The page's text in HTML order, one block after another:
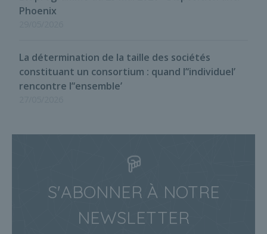
Phoenix
La détermination de la taille des sociétés
constituant un consortium : quand l’‘individuel’
rencontre l’‘ensemble’
S'ABONNER À NOTRE
NEWSLETTER